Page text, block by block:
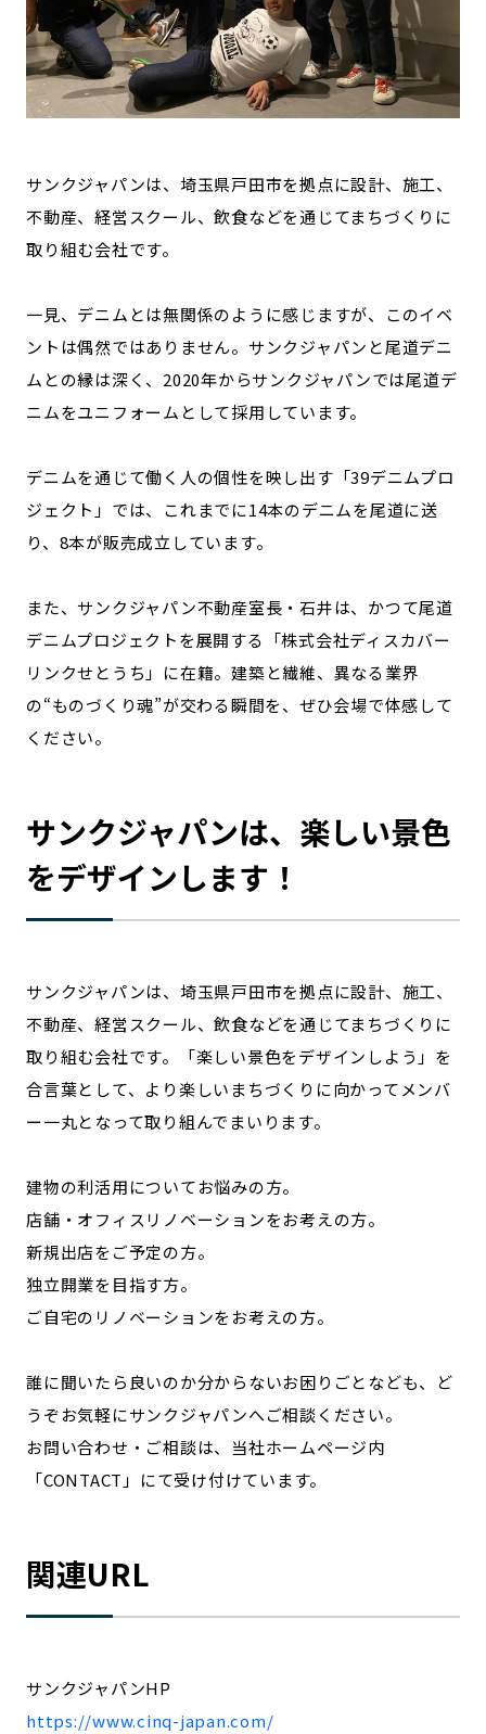
サンクジャパンは、埼玉県戸田市を拠点に設計、施工、
不動産、経営スクール、飲食などを通じてまちづくりに
取り組む会社です。
一見、デニムとは無関係のように感じますが、このイベ
ントは偶然ではありません。サンクジャパンと尾道デニ
ムとの縁は深く、2020年からサンクジャパンでは尾道デ
ニムをユニフォームとして採用しています。
デニムを通じて働く人の個性を映し出す「39デニムプロ
ジェクト」では、これまでに14本のデニムを尾道に送
り、8本が販売成立しています。
また、サンクジャパン不動産室長・石井は、かつて尾道
デニムプロジェクトを展開する「株式会社ディスカバー
リンクせとうち」に在籍。建築と繊維、異なる業界
の“ものづくり魂”が交わる瞬間を、ぜひ会場で体感して
ください。
サンクジャパンは、楽しい景色
をデザインします！
サンクジャパンは、埼玉県戸田市を拠点に設計、施工、
不動産、経営スクール、飲食などを通じてまちづくりに
取り組む会社です。「楽しい景色をデザインしよう」を
合言葉として、より楽しいまちづくりに向かってメンバ
ー一丸となって取り組んでまいります。
建物の利活用についてお悩みの方。
店舗・オフィスリノベーションをお考えの方。
新規出店をご予定の方。
独立開業を目指す方。
ご自宅のリノベーションをお考えの方。
誰に聞いたら良いのか分からないお困りごとなども、ど
うぞお気軽にサンクジャパンへご相談ください。
お問い合わせ・ご相談は、当社ホームページ内
「CONTACT」にて受け付けています。
関連URL
サンクジャパンHP
https://www.cinq-japan.com/